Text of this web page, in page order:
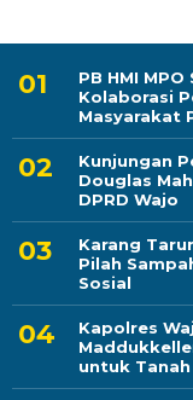
PB HMI
Kolaborasi
Masyarakat
Kunjungan
Douglas
DPRD Wajo
Karang
Pilah
Sosial
Kapolres
untuk Tanah